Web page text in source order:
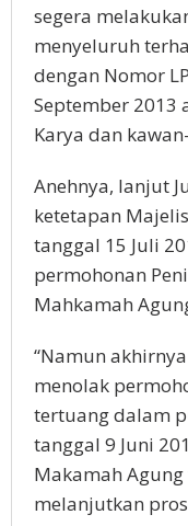
segera
menyeluruh
dengan Nomor
September 2013
Karya dan
Anehnya, lanjut
ketetapan
tanggal 15 Juli
permohonan
Mahkamah
“Namun
menolak
tertuang dalam
tanggal 9 Juni
Makamah
melanjutkan